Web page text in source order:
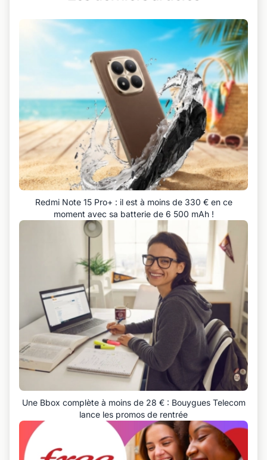
Redmi Note 15 Pro+ : il est à moins de 330 € en ce
moment avec sa batterie de 6 500 mAh !
Une Bbox complète à moins de 28 € : Bouygues Telecom
lance les promos de rentrée